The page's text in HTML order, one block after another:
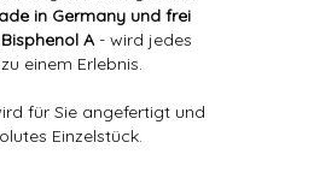
in Germany und frei
A- wird jedes
einem Erlebnis.
für Sie angefertigt und
Einzelstück.